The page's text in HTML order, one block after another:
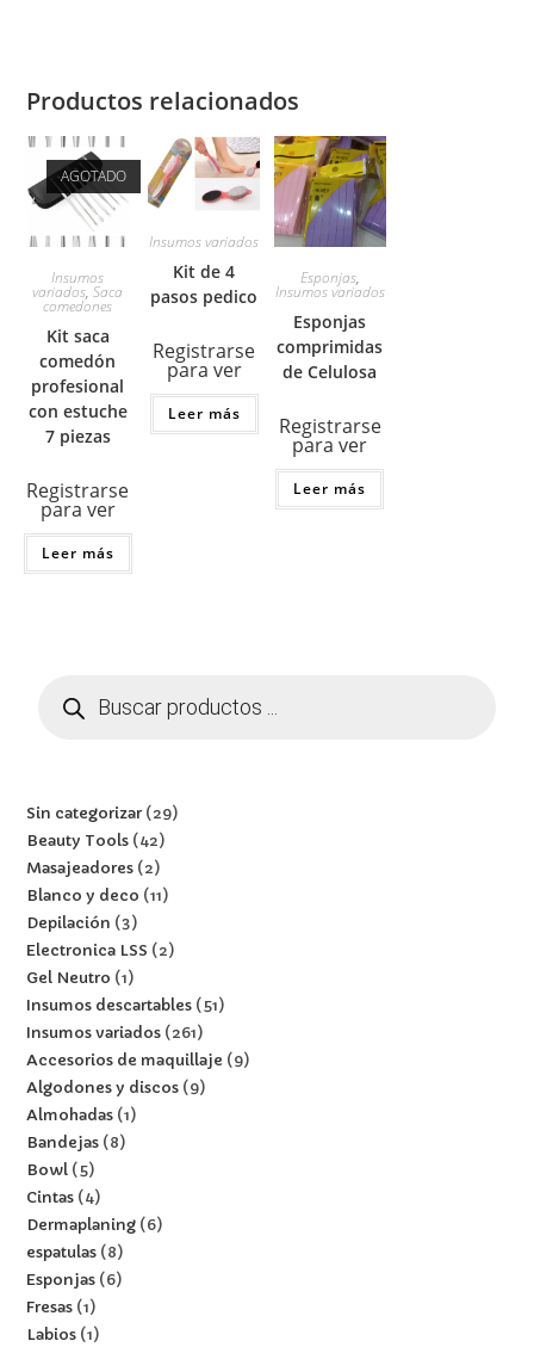
Productos relacionados
AGOTADO
Insumos
variados,Saca
comedones
Kit saca
comedón
profesional
con estuche
7 piezas
Registrarse
para ver
Leer más
Insumos variados
Kit de 4
pasos pedico
Registrarse
para ver
Leer más
Esponjas,
Insumos variados
Esponjas
comprimidas
de Celulosa
Registrarse
para ver
Leer más
Sin categorizar 29
Beauty Tools 42
Masajeadores 2
Blanco y deco
11
Depilación
3
Electronica LSS
2
Gel Neutro
1
Insumos descartables 51
Insumos variados 261
Accesorios de maquillaje
9
Algodones y discos 9
Almohadas 1
Bandejas 8
Bowl 5
Cintas 4
Dermaplaning 6
espatulas 8
Esponjas 6
Fresas 1
Labios 1